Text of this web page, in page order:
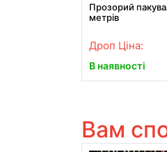
Прозорий
метрів
Дроп Ціна:
В наявності
Вам